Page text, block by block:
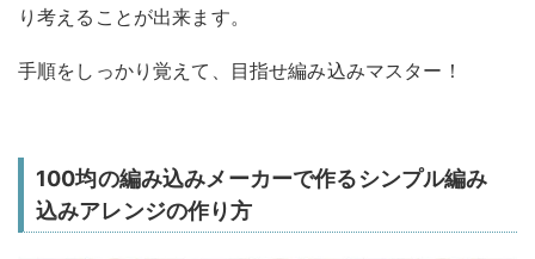
り考えることが出来ます。
手順をしっかり覚えて、目指せ編み込みマスター！
100均の編み込みメーカーで作るシンプル編み
込みアレンジの作り方